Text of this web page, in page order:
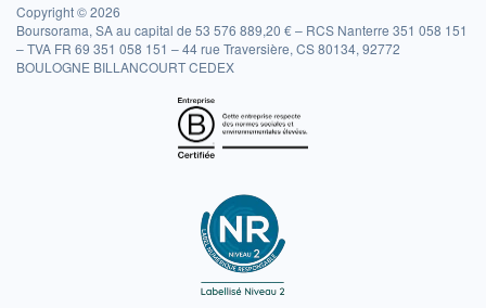
Copyright © 2026
Boursorama, SA au capital de 53 576 889,20 € – RCS Nanterre 351 058 151
– TVA FR 69 351 058 151 – 44 rue Traversière, CS 80134, 92772
BOULOGNE BILLANCOURT CEDEX